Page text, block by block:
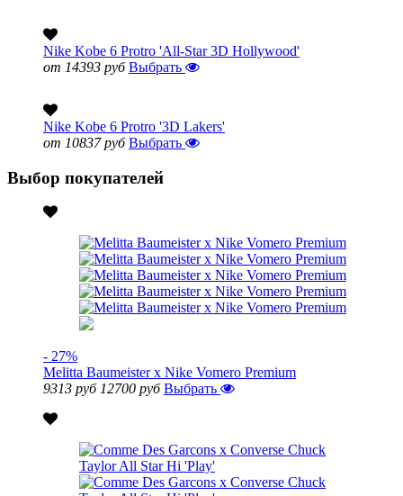
Nike Kobe 6 Protro 'All-Star 3D Hollywood'
от 14393 руб Выбрать
Nike Kobe 6 Protro '3D Lakers'
от 10837 руб Выбрать
Выбор покупателей
- 27%
Melitta Baumeister x Nike Vomero Premium
9313 руб 12700 руб Выбрать